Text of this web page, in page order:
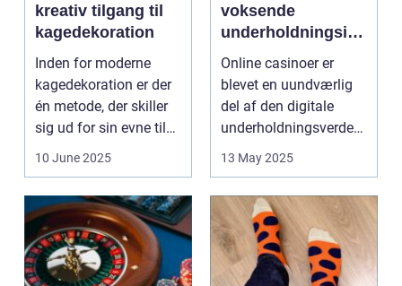
kreativ tilgang til
kagedekoration
Inden for moderne
kagedekoration er der
én metode, der skiller
sig ud for sin evne til
10 June 2025
voksende
underholdningsind
ustri
Online casinoer er
blevet en uundværlig
del af den digitale
underholdningsverden.
13 May 2025